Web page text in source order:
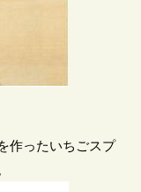
作ったいちごスプ